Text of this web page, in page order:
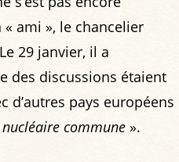
ami », le chancelier
Le 29 janvier, il a
des discussions étaient
d’autres pays européens
commune ».